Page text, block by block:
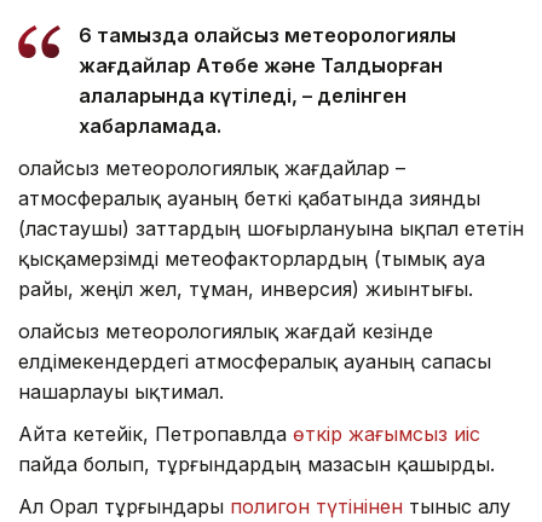
6 тамызда қолайсыз метеорологиялық
жағдайлар Ақтөбе және Талдықорған
қалаларында күтіледі, – делінген
хабарламада.
Қолайсыз метеорологиялық жағдайлар –
атмосфералық ауаның беткі қабатында зиянды
(ластаушы) заттардың шоғырлануына ықпал ететін
қысқамерзімді метеофакторлардың (тымық ауа
райы, жеңіл жел, тұман, инверсия) жиынтығы.
Қолайсыз метеорологиялық жағдай кезінде
елдімекендердегі атмосфералық ауаның сапасы
нашарлауы ықтимал.
Айта кетейік, Петропавлда өткір жағымсыз иіс
пайда болып, тұрғындардың мазасын қашырды.
Ал Орал тұрғындары полигон түтінінен тыныс алу